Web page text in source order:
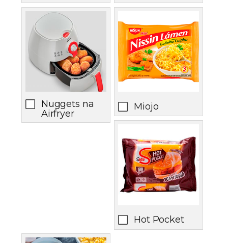
Nuggets na
Airfryer
Miojo
Hot Pocket